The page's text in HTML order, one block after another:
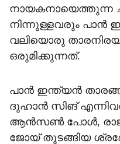
നായകനായെത്തുന്ന
നിന്നുള്ളവരും പാൻ
വലിയൊരു
ഒരുമിക്കുന്നത്.
പാൻ ഇന്ത്യൻ
ദുഹാൻ സിങ്
ആൻസൺ പോള്‍,
ജോയ് തുടങ്ങിയ